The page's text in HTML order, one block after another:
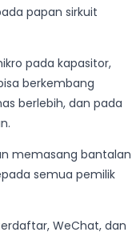
papan sirkuit
pada kapasitor,
berkembang
berlebih, dan pada
memasang bantalan
semua pemilik
WeChat, dan